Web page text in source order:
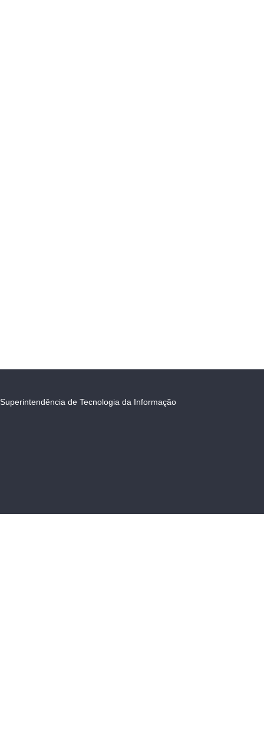
Superintendência de Tecnologia da Informação